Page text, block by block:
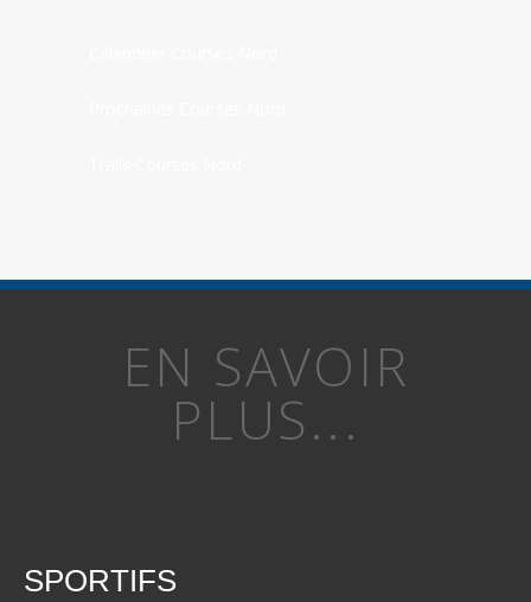
EN SAVOIR
PLUS...
SPORTIFS